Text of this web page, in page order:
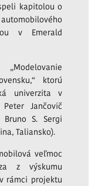
kapitolou o
v Emerald
ktorú
univerzita v
Jančovič
S. Sergi
Taliansko).
veľmoc
z výskumu
rámci projektu